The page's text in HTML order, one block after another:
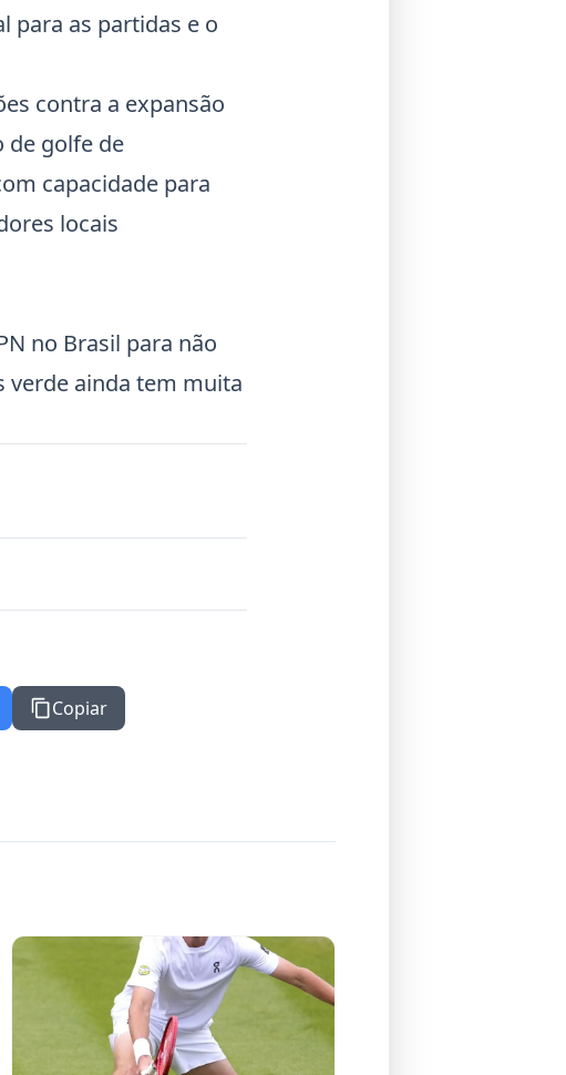
para as partidas e o
contra a expansão
de golfe de
capacidade para
locais
no Brasil para não
verde ainda tem muita
Copiar